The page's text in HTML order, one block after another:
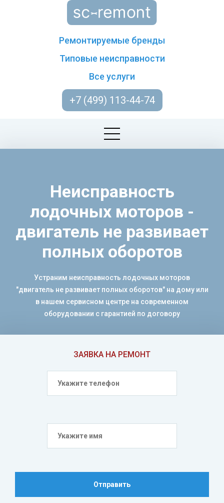
Ремонтируемые бренды
Типовые неисправности
Все услуги
+7 (499) 113-44-74
ЗАЯВКА НА РЕМОНТ
Отправить
Неисправность
лодочных моторов -
двигатель не развивает
полных оборотов
Устраним неисправность лодочных моторов
"двигатель не развивает полных оборотов" на дому или
в нашем сервисном центре на современном
оборудовании с гарантией по договору